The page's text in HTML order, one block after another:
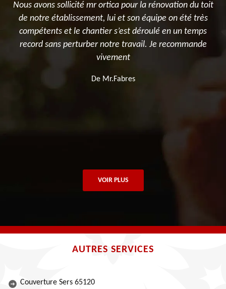
Nous avons sollicité mr ortica pour la rénovation du toit
de notre établissement, lui et son équipe on été très
compétents et le chantier s’est déroulé en un temps
record sans perturber notre travail. Je recommande
vivement
De Mr.Fabres
VOIR PLUS
AUTRES SERVICES
Couverture Sers 65120